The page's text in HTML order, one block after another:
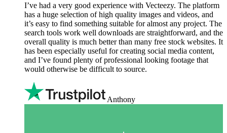
I’ve had a very good experience with Vecteezy. The platform
has a huge selection of high quality images and videos, and
it’s easy to find something suitable for almost any project. The
search tools work well downloads are straightforward, and the
overall quality is much better than many free stock websites. It
has been especially useful for creating social media content,
and I’ve found plenty of professional looking footage that
would otherwise be difficult to source.
Anthony